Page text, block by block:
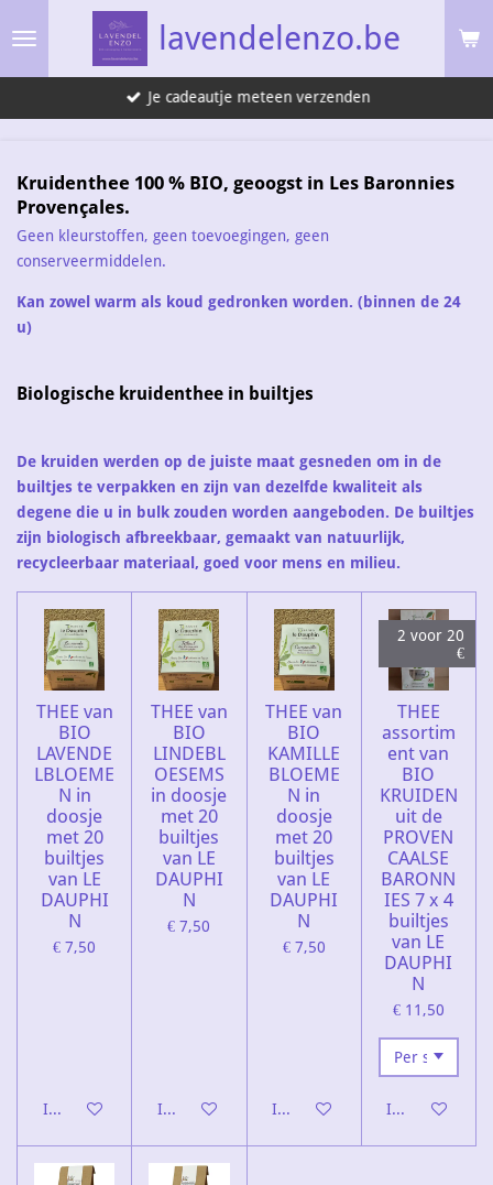
direct
hoofdinhoud
lavendelenzo.be
Je cadeautje meteen verzenden
Kruidenthee 100 % BIO, geoogst in Les Baronnies
Provençales.
Geen kleurstoffen, geen toevoegingen, geen
conserveermiddelen.
Kan zowel warm als koud gedronken worden. (binnen de 24
u)
Biologische kruidenthee in builtjes
De kruiden werden op de juiste maat gesneden om in de
builtjes te verpakken en zijn van dezelfde kwaliteit als
degene die u in bulk zouden worden aangeboden. De builtjes
zijn biologisch afbreekbaar, gemaakt van natuurlijk,
recycleerbaar materiaal, goed voor mens en milieu.
THEE van
BIO
LAVENDE
LBLOEME
N in
doosje
met 20
builtjes
van LE
DAUPHI
N
€ 7,50
In winkelwagen
THEE van
BIO
LINDEBL
OESEMS
in doosje
met 20
builtjes
van LE
DAUPHI
N
€ 7,50
In winkelwagen
THEE van
BIO
KAMILLE
BLOEME
N in
doosje
met 20
builtjes
van LE
DAUPHI
N
€ 7,50
In winkelwagen
2 voor 20
€
THEE
assortim
ent van
BIO
KRUIDEN
uit de
PROVEN
CAALSE
BARONN
IES 7 x 4
builtjes
van LE
DAUPHI
N
€ 11,50
In